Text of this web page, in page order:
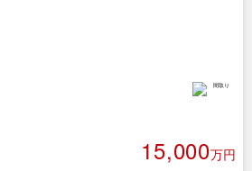
15,000万円